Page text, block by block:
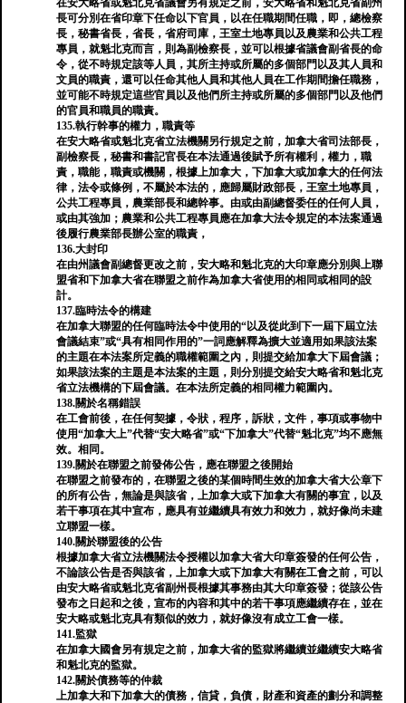
在安大略省或魁北克省議會另有規定之前，安大略省和魁北克省副州
長可分別在省印章下任命以下官員，以在任職期間任職，即，總檢察
長，秘書省長，省長，省府司庫，王室土地專員以及農業和公共工程
專員，就魁北克而言，則為副檢察長，並可以根據省議會副省長的命
令，從不時規定該等人員，其所主持或所屬的多個部門以及其人員和
文員的職責，還可以任命其他人員和其他人員在工作期間擔任職務，
並可能不時規定這些官員以及他們所主持或所屬的多個部門以及他們
的官員和職員的職責。
135.執行幹事的權力，職責等
在安大略省或魁北克省立法機關另行規定之前，加拿大省司法部長，
副檢察長，秘書和書記官長在本法通過後賦予所有權利，權力，職
責，職能，職責或機關，根據上加拿大，下加拿大或加拿大的任何法
律，法令或條例，不屬於本法的，應歸屬財政部長，王室土地專員，
公共工程專員，農業部長和總幹事。由或由副總督委任的任何人員，
或由其強加；農業和公共工程專員應在加拿大法令規定的本法案通過
後履行農業部長辦公室的職責，
136.大封印
在由州議會副總督更改之前，安大略和魁北克的大印章應分別與上聯
盟省和下加拿大省在聯盟之前作為加拿大省使用的相同或相同的設
計。
137.臨時法令的構建
在加拿大聯盟的任何臨時法令中使用的“以及從此到下一屆下屆立法
會議結束”或“具有相同作用的”一詞應解釋為擴大並適用如果該法案
的主題在本法案所定義的職權範圍之內，則提交給加拿大下屆會議；
如果該法案的主題是本法案的主題，則分別提交給安大略省和魁北克
省立法機構的下屆會議。在本法所定義的相同權力範圍內。
138.關於名稱錯誤
在工會前後，在任何契據，令狀，程序，訴狀，文件，事項或事物中
使用“加拿大上”代替“安大略省”或“下加拿大”代替“魁北克”均不應無
效。相同。
139.關於在聯盟之前發佈公告，應在聯盟之後開始
在聯盟之前發布的，在聯盟之後的某個時間生效的加拿大省大公章下
的所有公告，無論是與該省，上加拿大或下加拿大有關的事宜，以及
若干事項在其中宣布，應具有並繼續具有效力和效力，就好像尚未建
立聯盟一樣。
140.關於聯盟後的公告
根據加拿大省立法機關法令授權以加拿大省大印章簽發的任何公告，
不論該公告是否與該省，上加拿大或下加拿大有關在工會之前，可以
由安大略省或魁北克省副州長根據其事務由其大印章簽發；從該公告
發布之日起和之後，宣布的內容和其中的若干事項應繼續存在，並在
安大略或魁北克具有類似的效力，就好像沒有成立工會一樣。
141.監獄
在加拿大國會另有規定之前，加拿大省的監獄將繼續並繼續安大略省
和魁北克的監獄。
142.關於債務等的仲裁
上加拿大和下加拿大的債務，信貸，負債，財產和資產的劃分和調整